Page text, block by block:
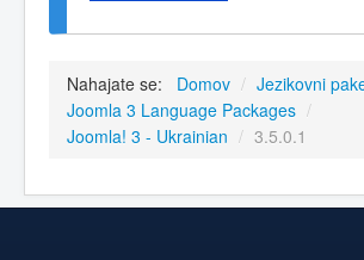
Nahajate se: Domov / Jezikovni
Joomla 3 Language Packages /
Joomla! 3 - Ukrainian / 3.5.0.1